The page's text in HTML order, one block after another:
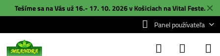
✕
Tešíme sa na Vás už 16.- 17. 10. 2026 v Košiciach naVital Feste.
Panel používateľa